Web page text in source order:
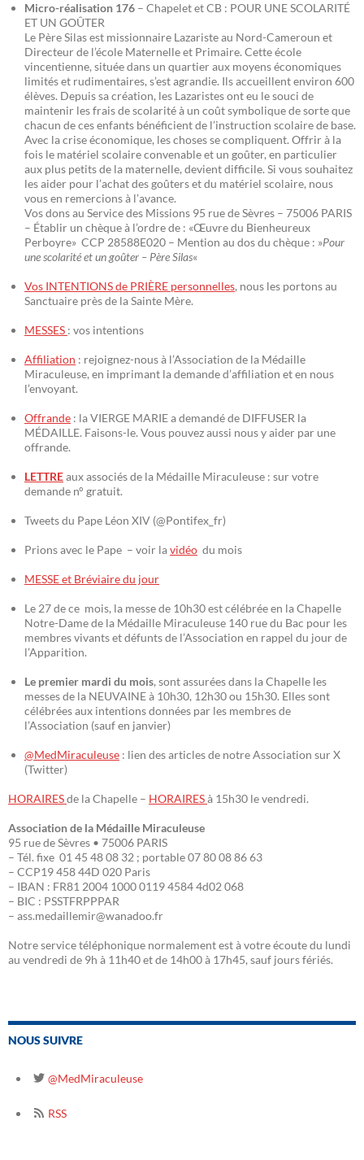
Micro-réalisation 176 – Chapelet et CB : POUR UNE SCOLARITÉ
ET UN GOÛTER
Le Père Silas est missionnaire Lazariste au Nord-Cameroun et
Directeur de l’école Maternelle et Primaire. Cette école
vincentienne, située dans un quartier aux moyens économiques
limités et rudimentaires, s’est agrandie. Ils accueillent environ 600
élèves. Depuis sa création, les Lazaristes ont eu le souci de
maintenir les frais de scolarité à un coût symbolique de sorte que
chacun de ces enfants bénéficient de l’instruction scolaire de base.
Avec la crise économique, les choses se compliquent. Offrir à la
fois le matériel scolaire convenable et un goûter, en particulier
aux plus petits de la maternelle, devient difficile. Si vous souhaitez
les aider pour l’achat des goûters et du matériel scolaire, nous
vous en remercions à l’avance.
Vos dons au Service des Missions 95 rue de Sèvres – 75006 PARIS
– Établir un chèque à l’ordre de : «Œuvre du Bienheureux
Perboyre» CCP 28588E020 – Mention au dos du chèque : »Pour
une scolarité et un goûter – Père Silas«
Vos INTENTIONS de PRIÈRE personnelles, nous les portons au
Sanctuaire près de la Sainte Mère.
MESSES : vos intentions
Affiliation : rejoignez-nous à l’Association de la Médaille
Miraculeuse, en imprimant la demande d’affiliation et en nous
l’envoyant.
Offrande : la VIERGE MARIE a demandé de DIFFUSER la
MÉDAILLE. Faisons-le. Vous pouvez aussi nous y aider par une
offrande.
LETTREaux associés de la Médaille Miraculeuse : sur votre
demande n° gratuit.
Tweets du Pape Léon XIV (@Pontifex_fr)
Prions avec le Pape – voir lavidéo du mois
MESSE et Bréviaire du jour
Le 27 de ce mois, la messe de 10h30 est célébrée en la Chapelle
Notre-Dame de la Médaille Miraculeuse 140 rue du Bac pour les
membres vivants et défunts de l’Association en rappel du jour de
l’Apparition.
Le premier mardi du mois, sont assurées dans la Chapelle les
messes de la NEUVAINE à 10h30, 12h30 ou 15h30. Elles sont
célébrées aux intentions données par les membres de
l’Association (sauf en janvier)
@MedMiraculeuse : lien des articles de notre Association sur X
(Twitter)
HORAIRESde la Chapelle – HORAIRESà 15h30 le vendredi.
Association de la Médaille Miraculeuse
95 rue de Sèvres • 75006 PARIS
– Tél. fixe 01 45 48 08 32 ; portable 07 80 08 86 63
– CCP19 458 44D 020 Paris
– IBAN : FR81 2004 1000 0119 4584 4d02 068
– BIC : PSSTFRPPPAR
– ass.medaillemir@wanadoo.fr
Notre service téléphonique normalement est à votre écoute du lundi
au vendredi de 9h à 11h40 et de 14h00 à 17h45, sauf jours fériés.
NOUS SUIVRE
@MedMiraculeuse
RSS